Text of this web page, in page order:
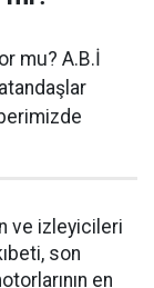
mu? A.B.İ
ve izleyicileri
son
en